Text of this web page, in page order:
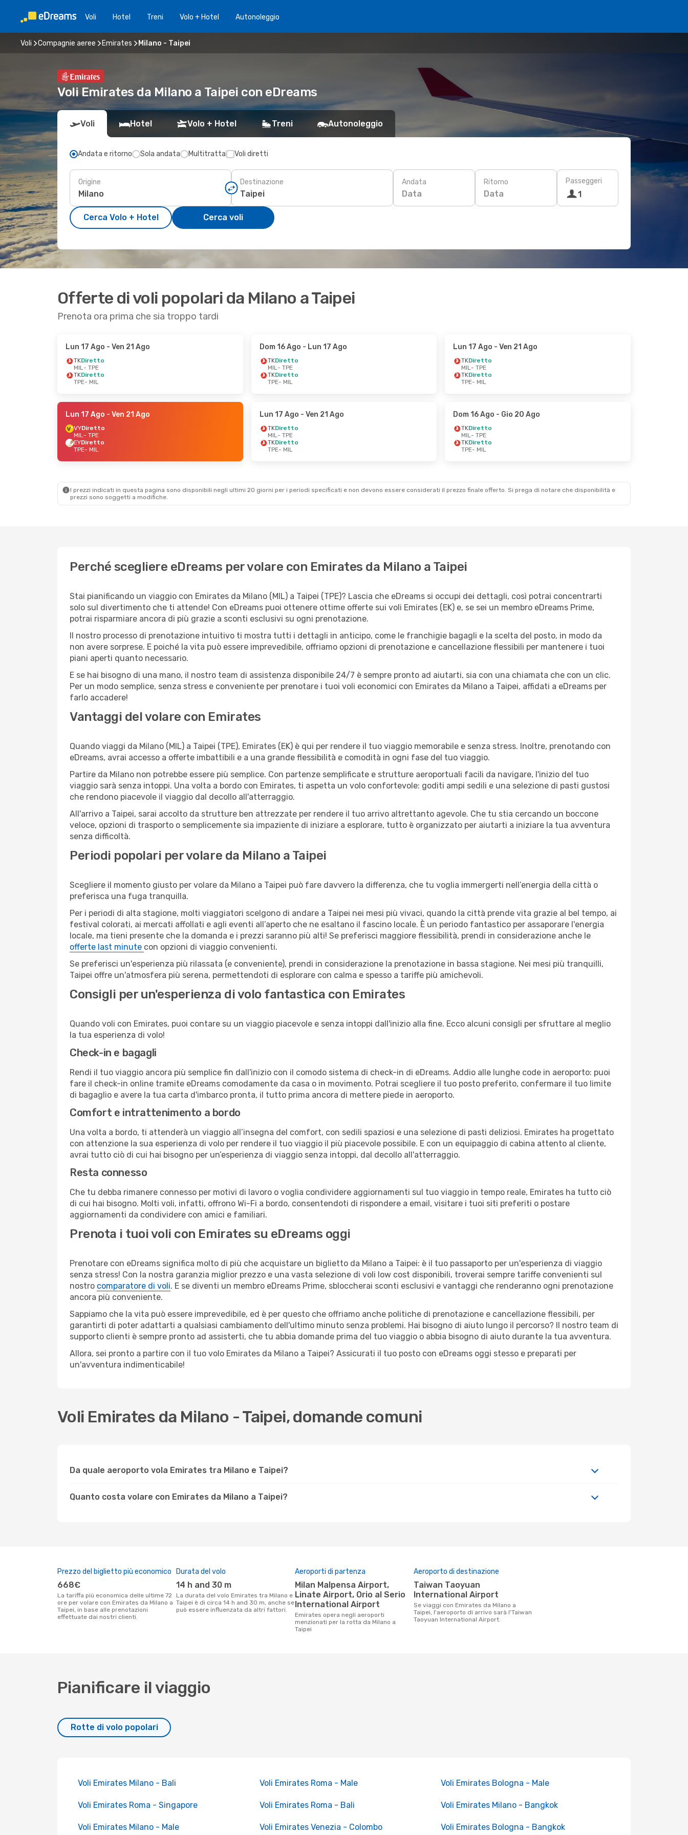
Voli Hotel Treni Volo + Hotel Autonoleggio
Voli Compagnie aeree Emirates Milano - Taipei
Voli Emirates da Milano a Taipei con eDreams
Voli Hotel Volo + Hotel Treni Autonoleggio
Andata e ritorno Sola andata Multitratta Voli diretti
Origine Destinazione Andata
Data
Ritorno
Data
Passeggeri
1
Cerca Volo + Hotel Cerca voli
Offerte di voli popolari da Milano a Taipei
Prenota ora prima che sia troppo tardi
Lun 17 Ago - Ven 21 Ago
TKDiretto
MIL- TPE
TKDiretto
TPE- MIL
Dom 16 Ago - Lun 17 Ago
TKDiretto
MIL- TPE
TKDiretto
TPE- MIL
Lun 17 Ago - Ven 21 Ago
TKDiretto
MIL- TPE
TKDiretto
TPE- MIL
Lun 17 Ago - Ven 21 Ago
VYDiretto
MIL- TPE
EYDiretto
TPE- MIL
Lun 17 Ago - Ven 21 Ago
TKDiretto
MIL- TPE
TKDiretto
TPE- MIL
Dom 16 Ago - Gio 20 Ago
TKDiretto
MIL- TPE
TKDiretto
TPE- MIL
I prezzi indicati in questa pagina sono disponibili negli ultimi 20 giorni per i periodi specificati e non devono essere considerati il ​​prezzo finale offerto. Si prega di notare che disponibilità e
prezzi sono soggetti a modifiche.
Perché scegliere eDreams per volare con Emirates da Milano a Taipei
Stai pianificando un viaggio con Emirates da Milano (MIL) a Taipei (TPE)? Lascia che eDreams si occupi dei dettagli, così potrai concentrarti
solo sul divertimento che ti attende! Con eDreams puoi ottenere ottime offerte sui voli Emirates (EK) e, se sei un membro eDreams Prime,
potrai risparmiare ancora di più grazie a sconti esclusivi su ogni prenotazione.
Il nostro processo di prenotazione intuitivo ti mostra tutti i dettagli in anticipo, come le franchigie bagagli e la scelta del posto, in modo da
non avere sorprese. E poiché la vita può essere imprevedibile, offriamo opzioni di prenotazione e cancellazione flessibili per mantenere i tuoi
piani aperti quanto necessario.
E se hai bisogno di una mano, il nostro team di assistenza disponibile 24/7 è sempre pronto ad aiutarti, sia con una chiamata che con un clic.
Per un modo semplice, senza stress e conveniente per prenotare i tuoi voli economici con Emirates da Milano a Taipei, affidati a eDreams per
farlo accadere!
Vantaggi del volare con Emirates
Quando viaggi da Milano (MIL) a Taipei (TPE), Emirates (EK) è qui per rendere il tuo viaggio memorabile e senza stress. Inoltre, prenotando con
eDreams, avrai accesso a offerte imbattibili e a una grande flessibilità e comodità in ogni fase del tuo viaggio.
Partire da Milano non potrebbe essere più semplice. Con partenze semplificate e strutture aeroportuali facili da navigare, l'inizio del tuo
viaggio sarà senza intoppi. Una volta a bordo con Emirates, ti aspetta un volo confortevole: goditi ampi sedili e una selezione di pasti gustosi
che rendono piacevole il viaggio dal decollo all'atterraggio.
All'arrivo a Taipei, sarai accolto da strutture ben attrezzate per rendere il tuo arrivo altrettanto agevole. Che tu stia cercando un boccone
veloce, opzioni di trasporto o semplicemente sia impaziente di iniziare a esplorare, tutto è organizzato per aiutarti a iniziare la tua avventura
senza difficoltà.
Periodi popolari per volare da Milano a Taipei
Scegliere il momento giusto per volare da Milano a Taipei può fare davvero la differenza, che tu voglia immergerti nell’energia della città o
preferisca una fuga tranquilla.
Per i periodi di alta stagione, molti viaggiatori scelgono di andare a Taipei nei mesi più vivaci, quando la città prende vita grazie al bel tempo, ai
festival colorati, ai mercati affollati e agli eventi all’aperto che ne esaltano il fascino locale. È un periodo fantastico per assaporare l'energia
locale, ma tieni presente che la domanda e i prezzi saranno più alti! Se preferisci maggiore flessibilità, prendi in considerazione anche le
offerte last minute con opzioni di viaggio convenienti.
Se preferisci un'esperienza più rilassata (e conveniente), prendi in considerazione la prenotazione in bassa stagione. Nei mesi più tranquilli,
Taipei offre un'atmosfera più serena, permettendoti di esplorare con calma e spesso a tariffe più amichevoli.
Consigli per un'esperienza di volo fantastica con Emirates
Quando voli con Emirates, puoi contare su un viaggio piacevole e senza intoppi dall'inizio alla fine. Ecco alcuni consigli per sfruttare al meglio
la tua esperienza di volo!
Check-in e bagagli
Rendi il tuo viaggio ancora più semplice fin dall'inizio con il comodo sistema di check-in di eDreams. Addio alle lunghe code in aeroporto: puoi
fare il check-in online tramite eDreams comodamente da casa o in movimento. Potrai scegliere il tuo posto preferito, confermare il tuo limite
di bagaglio e avere la tua carta d'imbarco pronta, il tutto prima ancora di mettere piede in aeroporto.
Comfort e intrattenimento a bordo
Una volta a bordo, ti attenderà un viaggio all’insegna del comfort, con sedili spaziosi e una selezione di pasti deliziosi. Emirates ha progettato
con attenzione la sua esperienza di volo per rendere il tuo viaggio il più piacevole possibile. E con un equipaggio di cabina attento al cliente,
avrai tutto ciò di cui hai bisogno per un’esperienza di viaggio senza intoppi, dal decollo all'atterraggio.
Resta connesso
Che tu debba rimanere connesso per motivi di lavoro o voglia condividere aggiornamenti sul tuo viaggio in tempo reale, Emirates ha tutto ciò
di cui hai bisogno. Molti voli, infatti, offrono Wi-Fi a bordo, consentendoti di rispondere a email, visitare i tuoi siti preferiti o postare
aggiornamenti da condividere con amici e familiari.
Prenota i tuoi voli con Emirates su eDreams oggi
Prenotare con eDreams significa molto di più che acquistare un biglietto da Milano a Taipei: è il tuo passaporto per un'esperienza di viaggio
senza stress! Con la nostra garanzia miglior prezzo e una vasta selezione di voli low cost disponibili, troverai sempre tariffe convenienti sul
nostro comparatore di voli. E se diventi un membro eDreams Prime, sbloccherai sconti esclusivi e vantaggi che renderanno ogni prenotazione
ancora più conveniente.
Sappiamo che la vita può essere imprevedibile, ed è per questo che offriamo anche politiche di prenotazione e cancellazione flessibili, per
garantirti di poter adattarti a qualsiasi cambiamento dell'ultimo minuto senza problemi. Hai bisogno di aiuto lungo il percorso? Il nostro team di
supporto clienti è sempre pronto ad assisterti, che tu abbia domande prima del tuo viaggio o abbia bisogno di aiuto durante la tua avventura.
Allora, sei pronto a partire con il tuo volo Emirates da Milano a Taipei? Assicurati il tuo posto con eDreams oggi stesso e preparati per
un'avventura indimenticabile!
Voli Emirates da Milano - Taipei, domande comuni
Da quale aeroporto vola Emirates tra Milano e Taipei?
Quanto costa volare con Emirates da Milano a Taipei?
Prezzo del biglietto più economico
668€
La tariffa più economica delle ultime 72
ore per volare con Emirates da Milano a
Taipei, in base alle prenotazioni
effettuate dai nostri clienti.
Durata del volo
14 h and 30 m
La durata del volo Emirates tra Milano e
Taipei è di circa 14 h and 30 m, anche se
può essere influenzata da altri fattori.
Aeroporti di partenza
Milan Malpensa Airport,
Linate Airport, Orio al Serio
International Airport
Emirates opera negli aeroporti
menzionati per la rotta da Milano a
Taipei
Aeroporto di destinazione
Taiwan Taoyuan
International Airport
Se viaggi con Emirates da Milano a
Taipei, l'aeroporto di arrivo sarà l'Taiwan
Taoyuan International Airport.
Pianificare il viaggio
Rotte di volo popolari
Voli Emirates Milano - Bali Voli Emirates Roma - Male Voli Emirates Bologna - Male
Voli Emirates Roma - Singapore Voli Emirates Roma - Bali Voli Emirates Milano - Bangkok
Voli Emirates Milano - Male Voli Emirates Venezia - Colombo Voli Emirates Bologna - Bangkok